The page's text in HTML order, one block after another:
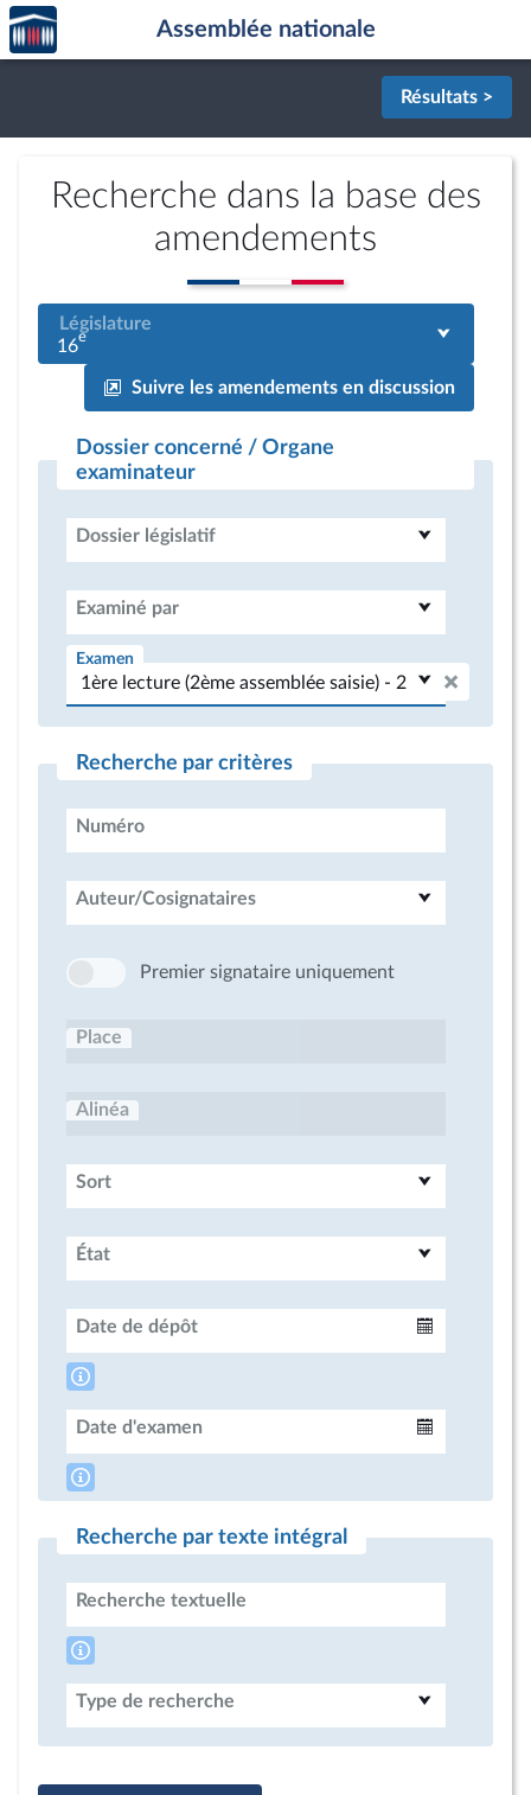
Aller au contenu
Aller en bas de la page
Accèder
à la
page
Assemblée nationale
Résultats >
Recherche dans la base des
amendements
Législature
16e
Suivre les amendements en discussion
Dossier concerné / Organe
examinateur
Dossier législatif
Examiné par
Examen
Recherche par critères
Numéro
Auteur/Cosignataires
Premier signataire uniquement
Place
Alinéa
Sort
État
Date de dépôt
Date d'examen
Recherche par texte intégral
Recherche textuelle
Type de recherche